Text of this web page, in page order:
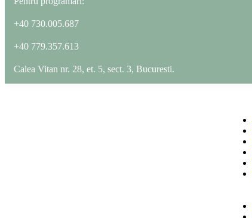
+40 730.005.687
+40 779.357.613
Calea Vitan nr. 28, et. 5, sect. 3, Bucuresti.